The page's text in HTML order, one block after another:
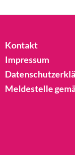
Kontakt
Impressum
Meldestelle